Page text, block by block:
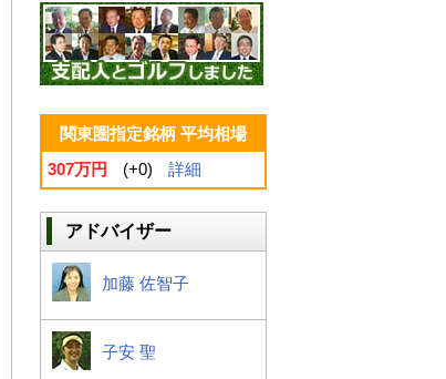
関東圏指定銘柄 平均相場
307万円
(+0) 詳細
アドバイザー
加藤 佐智子
子安 聖